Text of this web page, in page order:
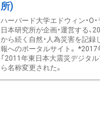
所)
ハーバード大学エドウィン・O
日本研究所が企画・運営する、
から続く自然・人為災害を記録
報へのポータルサイト。 *2017
「2011年東日本大震災デジタ
ら名称変更された。